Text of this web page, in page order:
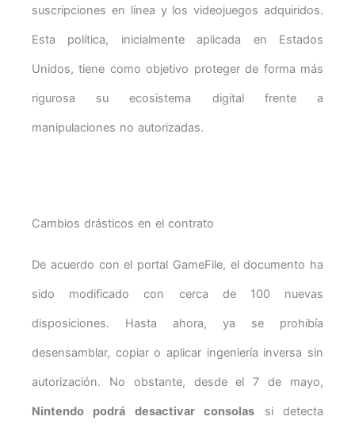
suscripciones en línea y los videojuegos adquiridos.
Esta política, inicialmente aplicada en Estados
Unidos, tiene como objetivo proteger de forma más
rigurosa su ecosistema digital frente a
manipulaciones no autorizadas.
Cambios drásticos en el contrato
De acuerdo con el portal GameFile, el documento ha
sido modificado con cerca de 100 nuevas
disposiciones. Hasta ahora, ya se prohibía
desensamblar, copiar o aplicar ingeniería inversa sin
autorización. No obstante, desde el 7 de mayo,
Nintendo podrá desactivar consolas si detecta